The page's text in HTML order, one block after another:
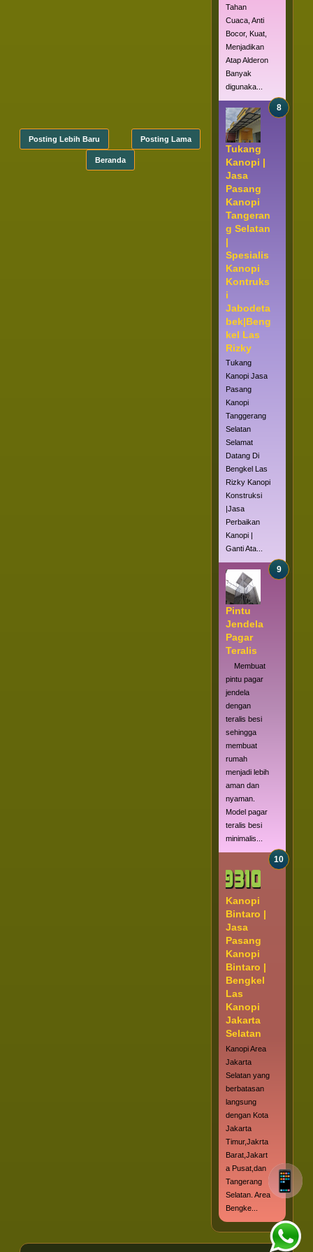
Posting Lebih Baru Posting Lama
Beranda
Tahan
Cuaca, Anti
Bocor, Kuat,
Menjadikan
Atap Alderon
Banyak
digunaka...
Tukang
Kanopi |
Jasa
Pasang
Kanopi
Tangeran
g Selatan
|
Spesialis
Kanopi
Kontruks
i
Jabodeta
bek|Beng
kel Las
Rizky
Tukang
Kanopi Jasa
Pasang
Kanopi
Tanggerang
Selatan
Selamat
Datang Di
Bengkel Las
Rizky Kanopi
Konstruksi
|Jasa
Perbaikan
Kanopi |
Ganti Ata...
Pintu
Jendela
Pagar
Teralis
Membuat
pintu pagar
jendela
dengan
teralis besi
sehingga
membuat
rumah
menjadi lebih
aman dan
nyaman.
Model pagar
teralis besi
minimalis...
Kanopi
Bintaro |
Jasa
Pasang
Kanopi
Bintaro |
Bengkel
Las
Kanopi
Jakarta
Selatan
Kanopi Area
Jakarta
Selatan yang
berbatasan
langsung
dengan Kota
Jakarta
Timur,Jakrta
Barat,Jakart
a Pusat,dan
Tangerang
Selatan. Area
Bengke...